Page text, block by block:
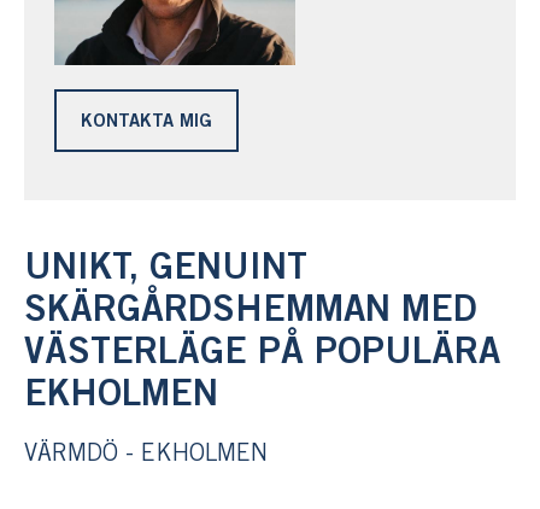
UNIKT, GENUINT
SKÄRGÅRDSHEMMAN MED
VÄSTERLÄGE PÅ POPULÄRA
EKHOLMEN
VÄRMDÖ - EKHOLMEN
KONTAKTA MIG